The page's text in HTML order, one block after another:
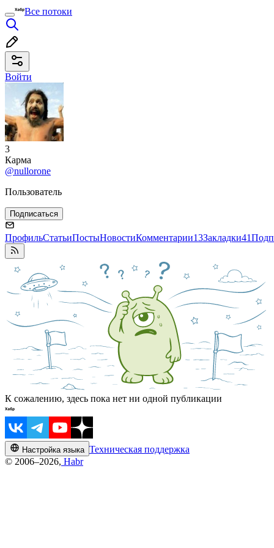
Все потоки
Войти
3
Карма
@nullorone
Пользователь
Подписаться
ПрофильСтатьиПостыНовостиКомментарии13Закладки41
К сожалению, здесь пока нет ни одной публикации
Настройка языка Техническая поддержка
© 2006–2026, Habr